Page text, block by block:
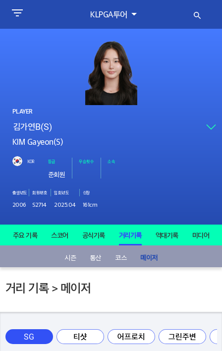
KLPGA투어
PLAYER
KIM Gayeon(S)
KOR 등급
준회원
우승횟수 소속
출생년도
2006
회원번호
S2714
입회년도
2025.04
신장
161cm
주요 기록 스코어 공식기록 거리기록 역대기록 미디어
시즌 통산 코스 메이저
거리 기록 > 메이저
SG 티샷 어프로치 그린주변